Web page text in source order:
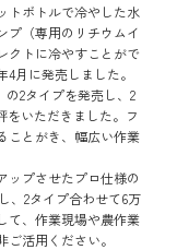
トボトルで冷やした水
プ（専用のリチウムイ
クトに冷やすことがで
4月に発売しました。
の2タイプを発売し、2
をいただきました。フ
ことがき、幅広い作業
ップさせたプロ仕様の
、2タイプ合わせて6万
て、作業現場や農作業
活用ください。